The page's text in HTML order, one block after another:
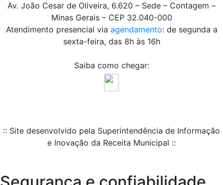
Av. João Cesar de Oliveira, 6.620 – Sede – Contagem –
Minas Gerais – CEP 32.040-000
Atendimento presencial via agendamento: de segunda a
sexta-feira, das 8h às 16h
Saiba como chegar:
:: Site desenvolvido pela Superintendência de Informação
e Inovação da Receita Municipal ::